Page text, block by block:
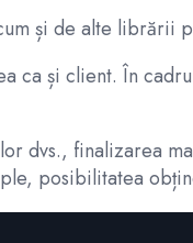
și de alte librării
ca și client. În
dvs., finalizarea
posibilitatea